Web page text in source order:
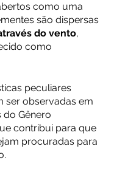
como uma
são dispersas
do vento,
como
peculiares
ser observadas em
do Gênero
contribui para que
procuradas para